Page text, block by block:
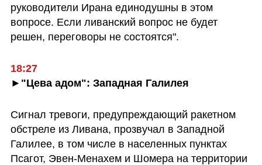
руководители Ирана единодушны в этом
вопросе. Если ливанский вопрос не будет
решен, переговоры не состоятся".
18:27
►"Цева адом": Западная Галилея
Сигнал тревоги, предупреждающий ракетном
обстреле из Ливана, прозвучал в Западной
Галилее, в том числе в населенных пунктах
Псагот, Эвен-Менахем и Шомера на территории